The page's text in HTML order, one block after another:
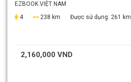
EZBOOK VIỆT NAM
4
238 km Được sử dụng: 261 km
2,160,000 VND